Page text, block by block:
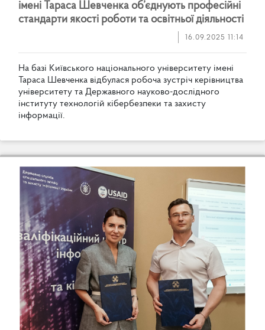
імені Тараса Шевченка об’єднують професійні
стандарти якості роботи та освітньої діяльності
16.09.2025 11:14
На базі Київського національного університету імені
араса Шевченка відбулася робоча зустріч керівництва
університету та Державного науково-дослідного
інституту технологій кібербезпеки та захисту
інформації.